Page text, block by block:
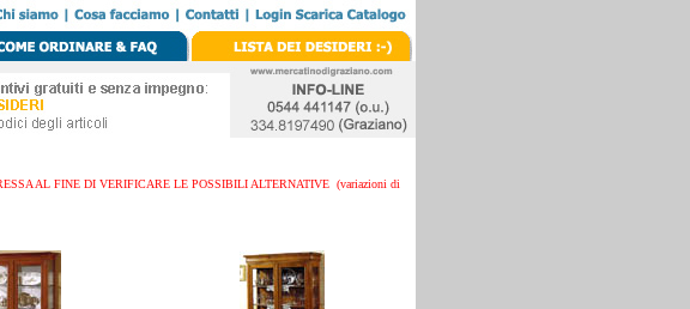
AL FINE DI VERIFICARE LE POSSIBILI ALTERNATIVE (variazioni di